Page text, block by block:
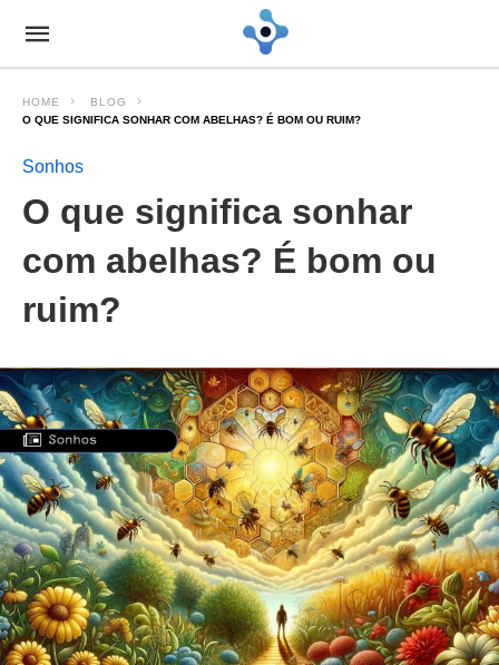
HOME
BLOG
O QUE SIGNIFICA SONHAR COM ABELHAS? É BOM OU RUIM?
Sonhos
O que significa sonhar
com abelhas? É bom ou
ruim?